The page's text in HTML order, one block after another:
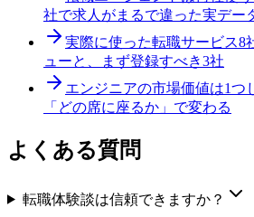
社で求人がまるで違った実デー
実際に使った転職サービス8
ューと、まず登録すべき3社
エンジニアの市場価値は1つ
「どの席に座るか」で変わる
よくある質問
転職体験談は信頼できますか？